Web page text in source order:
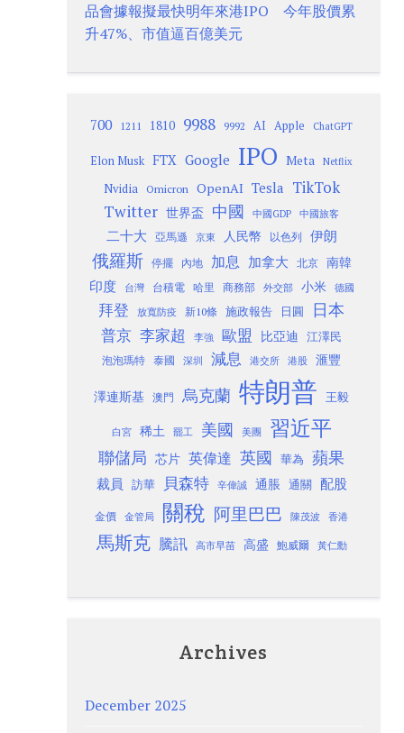
品會據報擬最快明年來港IPO 今年股價累
升47%、市值逼百億美元
700 1211 1810 9988 9992 AI Apple ChatGPT
Elon Musk FTX Google IPO Meta Netflix
Nvidia Omicron OpenAI Tesla TikTok
Twitter 世界盃 中國 中國GDP 中國旅客
二十大 亞馬遜 京東 人民幣 以色列 伊朗
俄羅斯 停擺 內地 加息 加拿大 北京
南韓
印度
台灣 台積電 哈里 商務部 外交部 小米 德國
拜登 放寬防疫 新10條 施政報告 日圓 日本
普京 李家超 李強 歐盟 比亞迪 江澤民
泡泡瑪特 泰國 深圳 減息 港交所 港股 滙豐
澤連斯基 澳門 烏克蘭 特朗普 王毅
白宮 稀土 罷工 美國 美團 習近平
聯儲局 芯片 英偉達 英國 華為 蘋果
裁員 訪華 貝森特 辛偉誠 通脹 通關 配股
金價 金管局 關稅 阿里巴巴 陳茂波 香港
馬斯克 騰訊 高市早苗 高盛 鮑威爾 黃仁勳
Archives
December 2025